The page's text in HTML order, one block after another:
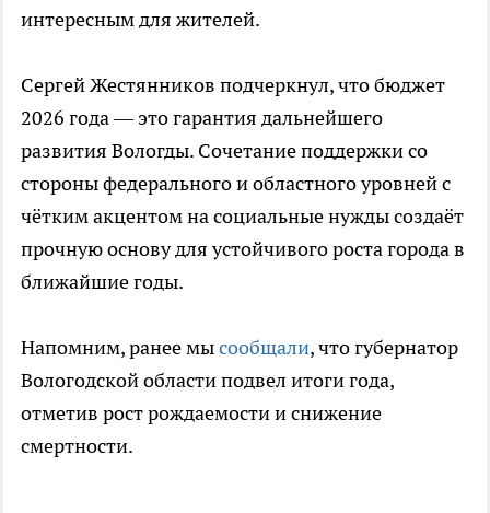
интересным для жителей.
Сергей Жестянников подчеркнул, что бюджет
2026 года — это гарантия дальнейшего
развития Вологды. Сочетание поддержки со
стороны федерального и областного уровней с
чётким акцентом на социальные нужды создаёт
прочную основу для устойчивого роста города в
ближайшие годы.
Напомним, ранее мысообщали, что губернатор
Вологодской области подвел итоги года,
отметив рост рождаемости и снижение
смертности.